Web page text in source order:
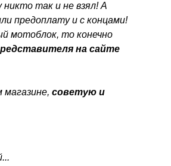
никто так и не взял! А
предоплату и с концами!
мотоблок, то конечно
на сайте
магазине, советую и